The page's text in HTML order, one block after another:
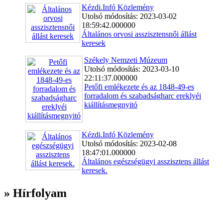
Kézdi.Infó Közlemény
Utolsó módosítás: 2023-03-02
18:59:42.000000
Általános orvosi asszisztensnői állást
keresek
Székely Nemzeti Múzeum
Utolsó módosítás: 2023-03-10
22:11:37.000000
Petőfi emlékezete és az 1848-49-es
forradalom és szabadságharc ereklyéi
kiállításmegnyitó
Kézdi.Infó Közlemény
Utolsó módosítás: 2023-02-08
18:47:01.000000
Általános egészségügyi asszisztens állást
keresek.
» Hírfolyam